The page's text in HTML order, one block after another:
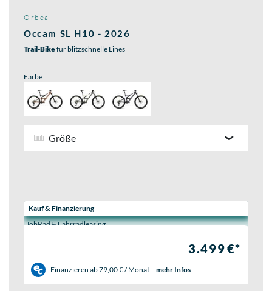
Orbea
Occam SL H10 - 2026
Trail-Bikefür blitzschnelle Lines
Farbe
Größe
Wähle eine Preisoption:
Kauf & Finanzierung
JobRad & Fahrradleasing
3.499 €*
Finanzieren ab79,00 € / Monat – mehr Infos